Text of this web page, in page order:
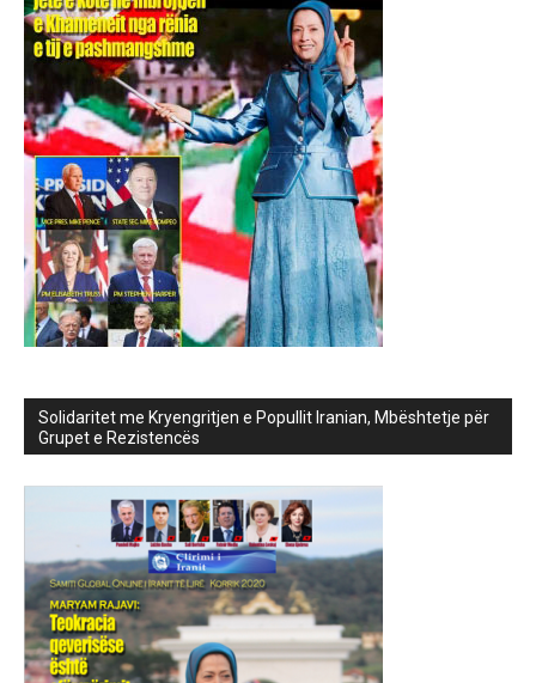
Solidaritet me Kryengritjen e Popullit Iranian, Mbështetje për
Grupet e Rezistencës